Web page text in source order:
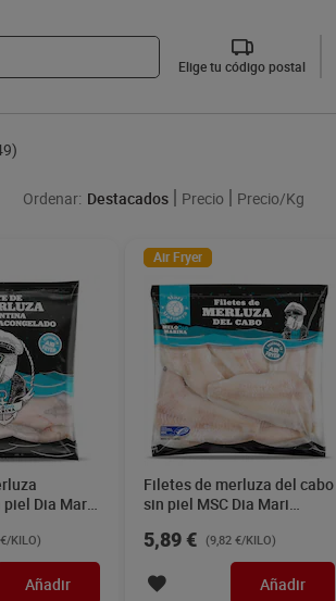
Elige tu código postal
Ordenar: Destacados Precio Precio/Kg
Dia Mari
KILO)
Añadir
Air Fryer
Filetes de merluza del cabo
sin piel MSC Dia Mari
5,89 € (9,82 €/KILO)
Añadir